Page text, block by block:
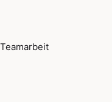
Teamarbeit